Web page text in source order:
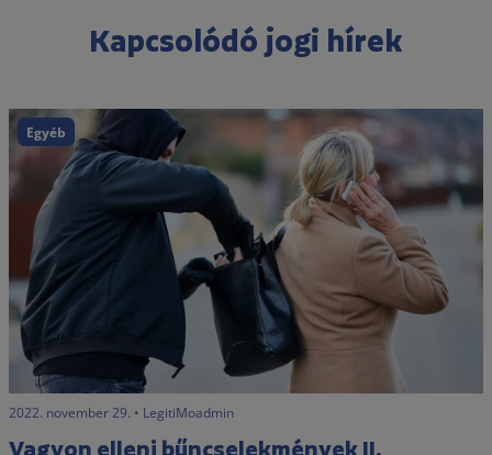
Kapcsolódó jogi hírek
Egyéb
2022. november 29. • LegitiMoadmin